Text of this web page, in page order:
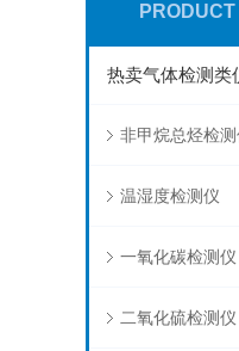
热卖气体检测类
非甲烷总烃检测
温湿度检测仪
一氧化碳检测仪
二氧化硫检测仪